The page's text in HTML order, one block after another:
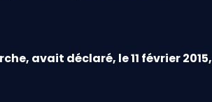
avait déclaré, le 11 février 2015,